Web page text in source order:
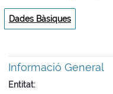
Dades Bàsiques
Informació General
Entitat